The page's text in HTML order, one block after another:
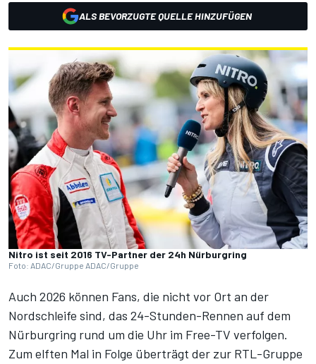
ALS BEVORZUGTE QUELLE HINZUFÜGEN
Nitro ist seit 2016 TV-Partner der 24h Nürburgring
Foto: ADAC/Gruppe ADAC/Gruppe
Auch 2026 können Fans, die nicht vor Ort an der
Nordschleife sind, das 24-Stunden-Rennen auf dem
Nürburgring rund um die Uhr im Free-TV verfolgen.
Zum elften Mal in Folge überträgt der zur RTL-Gruppe